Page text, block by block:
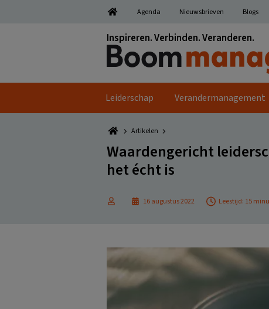
Agenda Nieuwsbrieven Blogs
Inspireren. Verbinden. Veranderen.
Leiderschap Verandermanagement
Artikelen
Waardengericht
het écht is
16 augustus 2022 Leestijd: 15